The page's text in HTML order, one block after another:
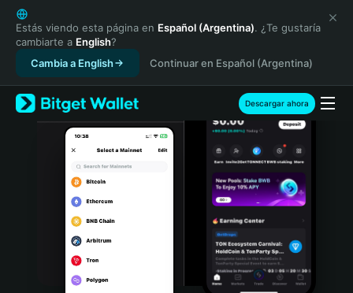
English
日本語
Tiếng Việt
Русский
Español (Latinoamérica)
Türkçe
Italiano
Português (Portugal)
Bahasa Indonesia
Estás viendo esta página en Español (Argentina). ¿Te gustaría
cambiarte a English?
Cambia a English
Continuar en Español (Argentina)
Descargar ahora